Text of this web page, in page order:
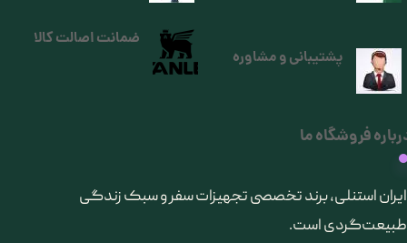
فروشگاه ما
​ایران استنلی، برند تخصصی تجهیزات سفر و سبک زندگی
طبیعت‌گردی است.
پشتیبانی و مشاوره
ضمانت اصالت کالا